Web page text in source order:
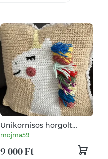
Unikornisos horgolt
díszpárna
mojma59
9 000 Ft